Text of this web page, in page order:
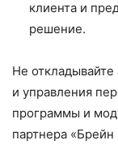
клиента и
решение.
Не откладывайте
и управления
программы и
партнера